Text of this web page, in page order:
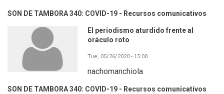
SON DE TAMBORA 340: COVID-19 - Recursos comunicativos
El periodismo aturdido frente al
oráculo roto
Tue, 05/26/2020 - 15:00
nachomanchiola
SON DE TAMBORA 340: COVID-19 - Recursos comunicativos